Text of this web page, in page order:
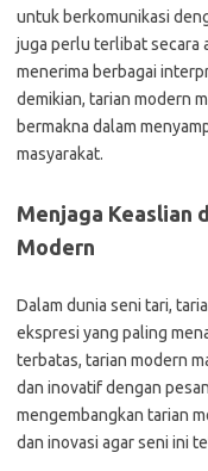
untuk berkomunikasi
juga perlu terlibat secara
menerima berbagai
demikian, tarian modern
bermakna dalam
masyarakat.
Menjaga Keaslian
Modern
Dalam dunia seni tari,
ekspresi yang paling
terbatas, tarian modern
dan inovatif dengan
mengembangkan tarian
dan inovasi agar seni ini